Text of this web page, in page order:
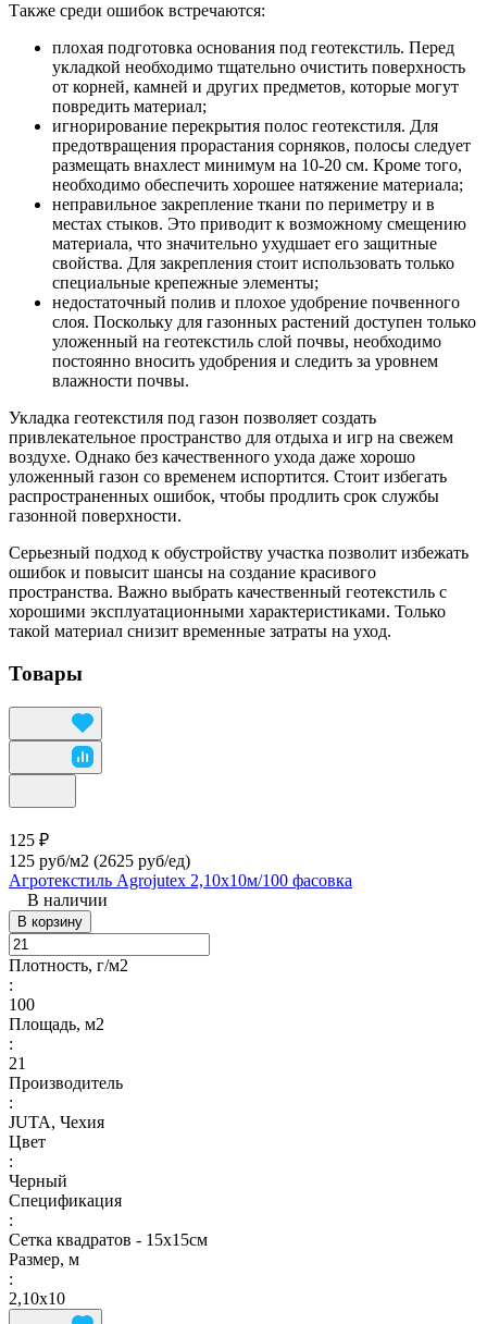
Также среди ошибок встречаются:
плохая подготовка основания под геотекстиль. Перед
укладкой необходимо тщательно очистить поверхность
от корней, камней и других предметов, которые могут
повредить материал;
игнорирование перекрытия полос геотекстиля. Для
предотвращения прорастания сорняков, полосы следует
размещать внахлест минимум на 10-20 см. Кроме того,
необходимо обеспечить хорошее натяжение материала;
неправильное закрепление ткани по периметру и в
местах стыков. Это приводит к возможному смещению
материала, что значительно ухудшает его защитные
свойства. Для закрепления стоит использовать только
специальные крепежные элементы;
недостаточный полив и плохое удобрение почвенного
слоя. Поскольку для газонных растений доступен только
уложенный на геотекстиль слой почвы, необходимо
постоянно вносить удобрения и следить за уровнем
влажности почвы.
Укладка геотекстиля под газон позволяет создать
привлекательное пространство для отдыха и игр на свежем
воздухе. Однако без качественного ухода даже хорошо
уложенный газон со временем испортится. Стоит избегать
распространенных ошибок, чтобы продлить срок службы
газонной поверхности.
Серьезный подход к обустройству участка позволит избежать
ошибок и повысит шансы на создание красивого
пространства. Важно выбрать качественный геотекстиль с
хорошими эксплуатационными характеристиками. Только
такой материал снизит временные затраты на уход.
Товары
125 ₽
125 руб/м2 (2625 руб/eд)
Агротекстиль Agrojutex 2,10х10м/100 фасовка
В наличии
В корзину
Плотность, г/м2
:
100
Площадь, м2
:
21
Производитель
:
JUTA, Чехия
Цвет
:
Черный
Спецификация
:
Сетка квадратов - 15х15см
Размер, м
:
2,10х10